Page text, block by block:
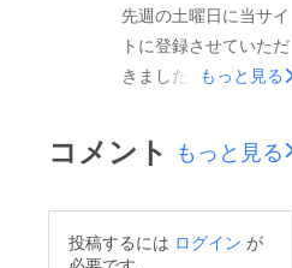
ライブハウス・レ
ジャー系はまだガマン
の時期が続きます。
と消毒作業を施し、バ
ンドマン・スタッフも
など可能な限り三密を
避けながらやっていき
先週の土曜日に当サイ
トに登録させていただ
きましたが、早速たく
き感謝申し上げます。
当方のみならず、世の
気持ちでいっぱいで
もっと見る
コメント もっと見る
投稿するには ログイン が